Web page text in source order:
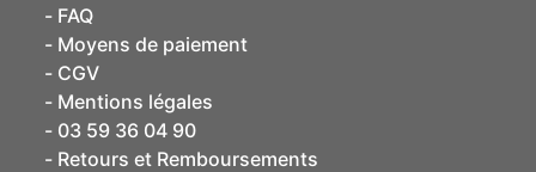
FAQ
Moyens de paiement
CGV
Mentions légales
03 59 36 04 90
Retours et Remboursements